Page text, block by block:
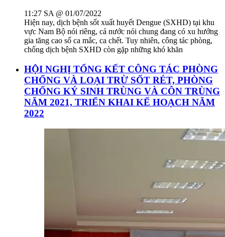
11:27 SA @ 01/07/2022
Hiện nay, dịch bệnh sốt xuất huyết Dengue (SXHD) tại khu
vực Nam Bộ nói riêng, cả nước nói chung đang có xu hướng
gia tăng cao số ca mắc, ca chết. Tuy nhiên, công tác phòng,
chống dịch bệnh SXHD còn gặp những khó khăn
HỘI NGHỊ TỔNG KẾT CÔNG TÁC PHÒNG
CHỐNG VÀ LOẠI TRỪ SỐT RÉT, PHÒNG
CHỐNG KÝ SINH TRÙNG VÀ CÔN TRÙNG
NĂM 2021, TRIỂN KHAI KẾ HOẠCH NĂM
2022